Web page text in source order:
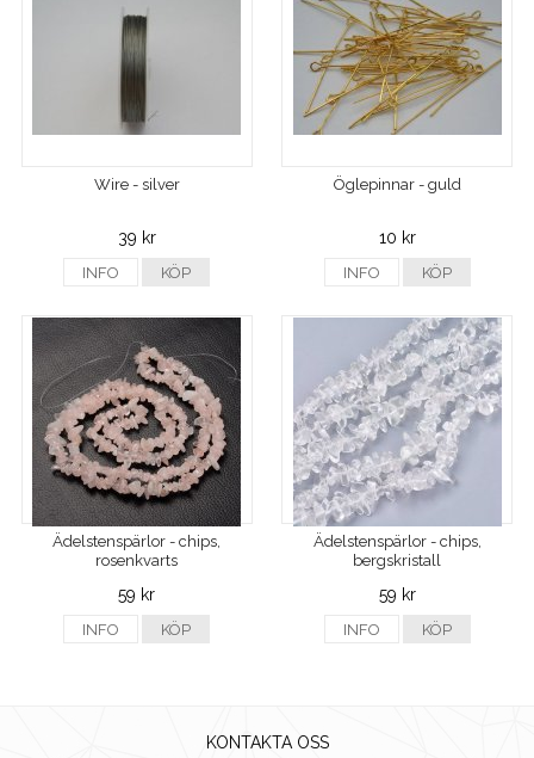
Wire - silver
39 kr
INFO KÖP
Öglepinnar - guld
10 kr
INFO KÖP
Ädelstenspärlor - chips,
rosenkvarts
59 kr
INFO KÖP
Ädelstenspärlor - chips,
bergskristall
59 kr
INFO KÖP
KONTAKTA OSS